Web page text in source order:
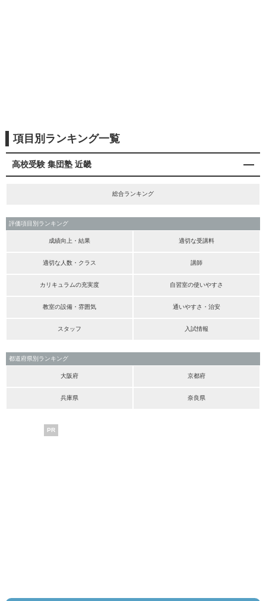
項目別ランキング一覧
高校受験 集団塾 近畿
総合ランキング
評価項目別ランキング
成績向上・結果 適切な受講料
適切な人数・クラス 講師
カリキュラムの充実度 自習室の使いやすさ
教室の設備・雰囲気 通いやすさ・治安
スタッフ 入試情報
都道府県別ランキング
大阪府 京都府
兵庫県 奈良県
PR